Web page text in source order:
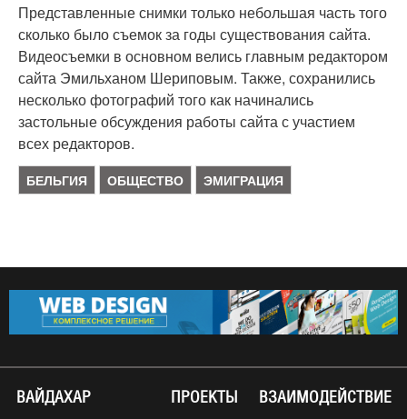
Представленные снимки только небольшая часть того
сколько было съемок за годы существования сайта.
Видеосъемки в основном велись главным редактором
сайта Эмильханом Шериповым. Также, сохранились
несколько фотографий того как начинались
застольные обсуждения работы сайта с участием
всех редакторов.
БЕЛЬГИЯ ОБЩЕСТВО ЭМИГРАЦИЯ
ВАЙДАХАР ПРОЕКТЫ ВЗАИМОДЕЙСТВИЕ